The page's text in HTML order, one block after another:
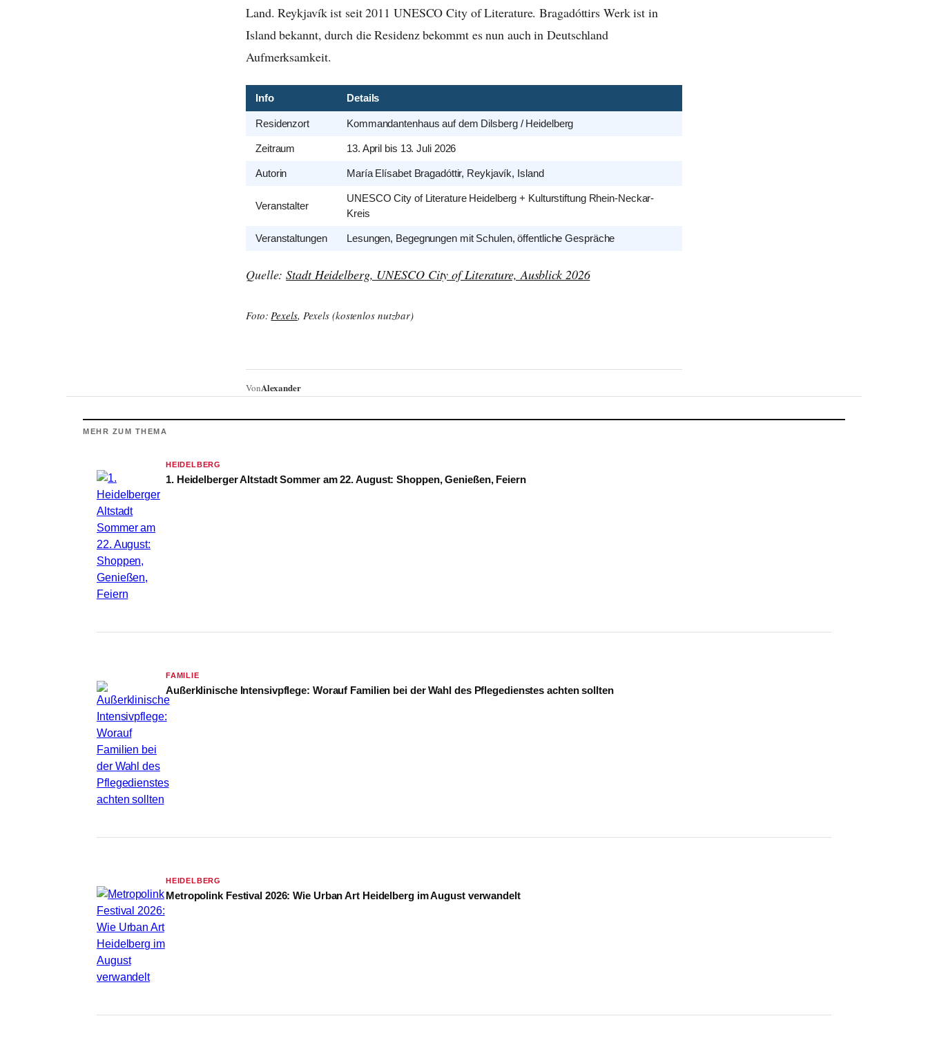
Land. Reykjavík ist seit 2011 UNESCO City of Literature. Bragadóttirs Werk ist in
Island bekannt, durch die Residenz bekommt es nun auch in Deutschland
Aufmerksamkeit.
Info Details
Residenzort Kommandantenhaus auf dem Dilsberg / Heidelberg
Zeitraum 13. April bis 13. Juli 2026
Autorin María Elísabet Bragadóttir, Reykjavík, Island
Veranstalter
UNESCO City of Literature Heidelberg + Kulturstiftung Rhein-Neckar-
Kreis
Veranstaltungen Lesungen, Begegnungen mit Schulen, öffentliche Gespräche
Quelle:Stadt Heidelberg, UNESCO City of Literature, Ausblick 2026
Foto: Pexels, Pexels (kostenlos nutzbar)
VonAlexander
MEHR ZUM THEMA
HEIDELBERG
1. Heidelberger Altstadt Sommer am 22. August: Shoppen, Genießen, Feiern
FAMILIE
Außerklinische Intensivpflege: Worauf Familien bei der Wahl des Pflegedienstes achten sollten
HEIDELBERG
Metropolink Festival 2026: Wie Urban Art Heidelberg im August verwandelt